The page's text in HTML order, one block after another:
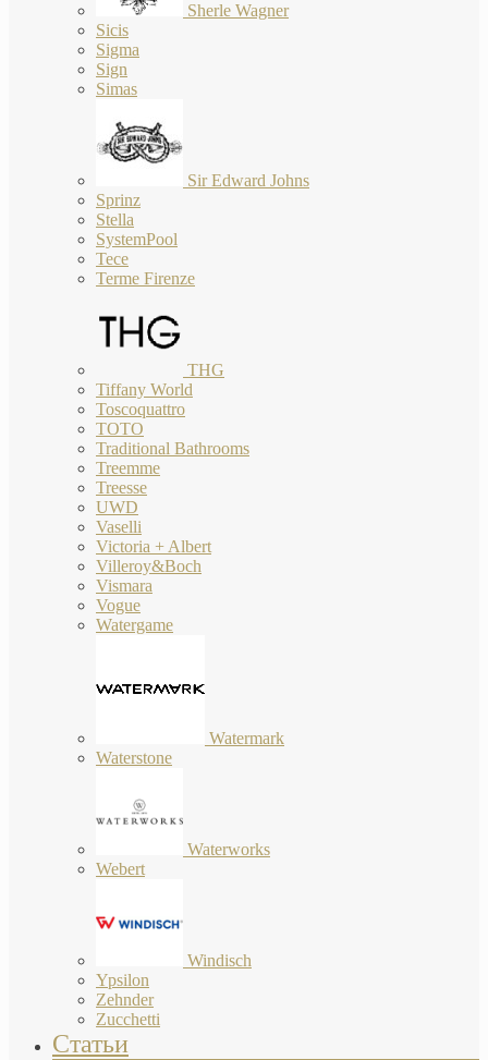
Sherle Wagner
Sicis
Sigma
Sign
Simas
Sir Edward Johns
Sprinz
Stella
SystemPool
Tece
Terme Firenze
THG
Tiffany World
Toscoquattro
TOTO
Traditional Bathrooms
Treemme
Treesse
UWD
Vaselli
Victoria + Albert
Villeroy&Boch
Vismara
Vogue
Watergame
Watermark
Waterstone
Waterworks
Webert
Windisch
Ypsilon
Zehnder
Zucchetti
Статьи